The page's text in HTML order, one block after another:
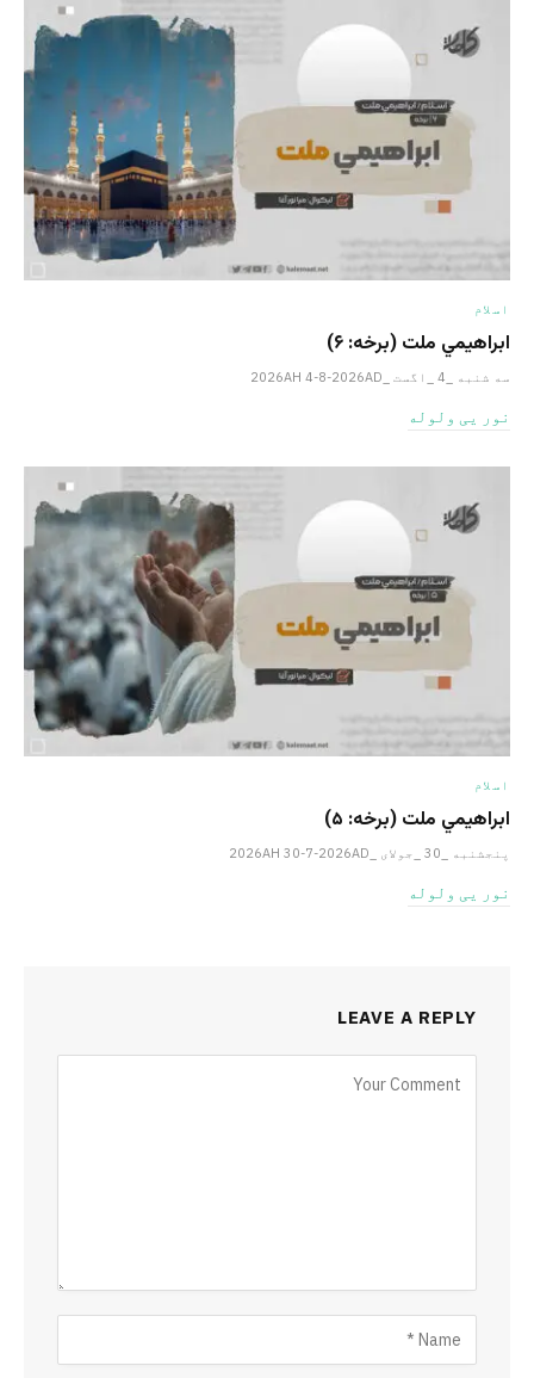
اسلام
ابراهيمي ملت (برخه: ۶)
سه شنبه _4 _اگست _2026AH 4-8-2026AD
نور یی ولوله
اسلام
ابراهيمي ملت (برخه: ۵)
پنجشنبه _30 _جولای _2026AH 30-7-2026AD
نور یی ولوله
LEAVE A REPLY